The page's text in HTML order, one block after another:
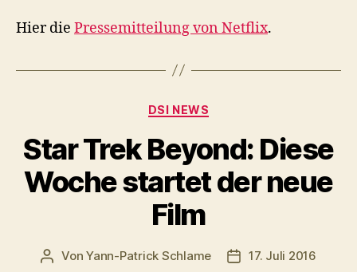
Hier die Pressemitteilung von Netflix.
Kategorien
DSI NEWS
Star Trek Beyond: Diese
Woche startet der neue
Film
Beitragsautor
VonYann-Patrick Schlame
17. Juli 2016